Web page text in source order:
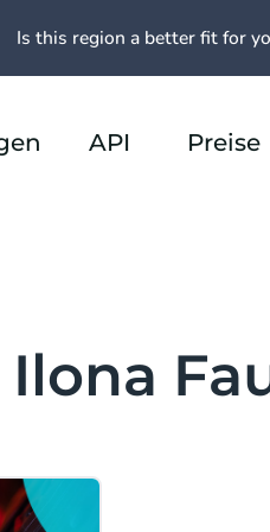
API Preise
Is this region a better fit for